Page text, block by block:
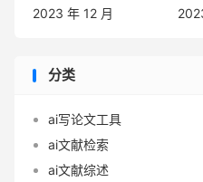
2023 年 12 月
分类
ai写论文工具
ai文献检索
ai文献综述